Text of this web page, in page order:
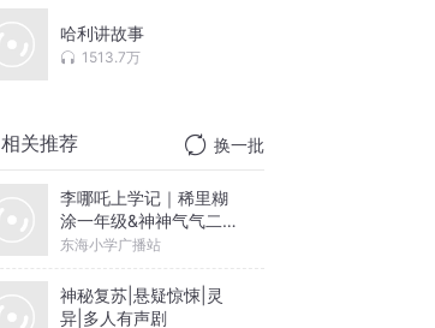
哈利讲故事
1513.7万
相关推荐 换一批
李哪吒上学记｜稀里糊
涂一年级&神神气气二年
级
东海小学广播站
神秘复苏|悬疑惊悚|灵
异|多人有声剧